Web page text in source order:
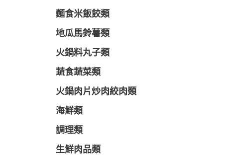
麵食米飯餃類
地瓜馬鈴薯類
火鍋料丸子類
蔬食蔬菜類
火鍋肉片炒肉絞肉類
海鮮類
調理類
生鮮肉品類